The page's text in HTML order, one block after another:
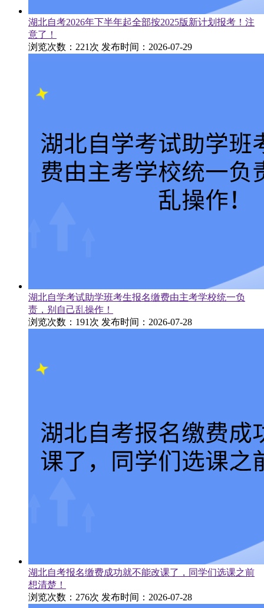
湖北自考2026年下半年起全部按2025版新计划报考！注
意了！
浏览次数：221次 发布时间：2026-07-29
湖北自学考试助学班考生报名缴费由主考学校统一负
责，别自己乱操作！
浏览次数：191次 发布时间：2026-07-28
湖北自考报名缴费成功就不能改课了，同学们选课之前
想清楚！
浏览次数：276次 发布时间：2026-07-28